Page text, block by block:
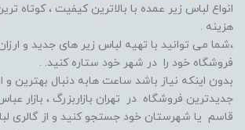
انواع لباس زیر عمده با بالاترین کیفیت ، کوتاه
هزینه .
،شما می توانید با تهیه لباس زیر های جدید و
فروشگاه خود را در شهر خود ستاره کنید. .
بدون اینکه نیاز باشد ساعت هابه دنبال بهترین و
جدیدترین فروشگاه در تهران بازاربزرگ ، بازار
قاسم یا شهرستان خود جستجو کنید و از گالری